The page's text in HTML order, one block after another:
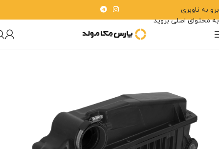
برو به ناوبری
به محتوای اصلی بروید